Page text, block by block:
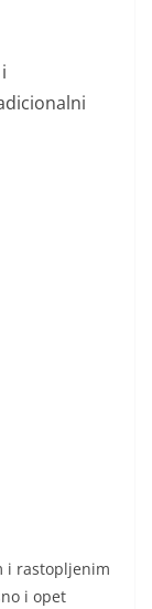
i rastopljenim
i opet